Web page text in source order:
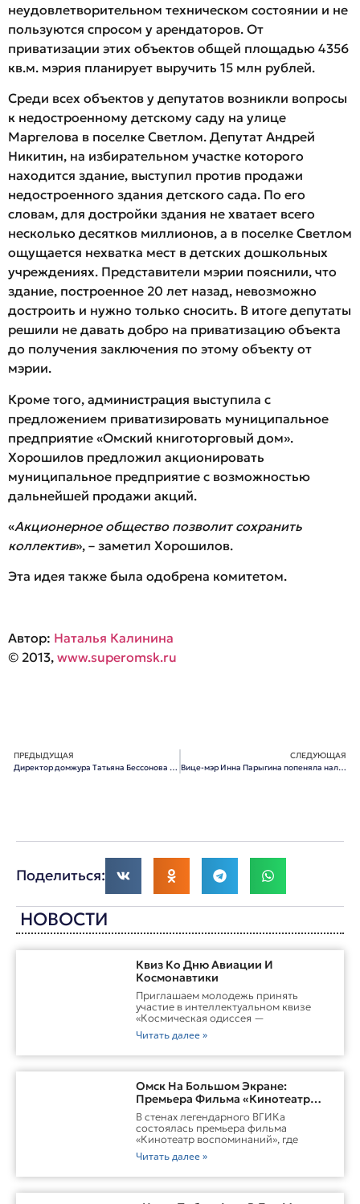
неудовлетворительном техническом состоянии и не
пользуются спросом у арендаторов. От
приватизации этих объектов общей площадью 4356
кв.м. мэрия планирует выручить 15 млн рублей.
Среди всех объектов у депутатов возникли вопросы
к недостроенному детскому саду на улице
Маргелова в поселке Светлом. Депутат Андрей
Никитин, на избирательном участке которого
находится здание, выступил против продажи
недостроенного здания детского сада. По его
словам, для достройки здания не хватает всего
несколько десятков миллионов, а в поселке Светлом
ощущается нехватка мест в детских дошкольных
учреждениях. Представители мэрии пояснили, что
здание, построенное 20 лет назад, невозможно
достроить и нужно только сносить. В итоге депутаты
решили не давать добро на приватизацию объекта
до получения заключения по этому объекту от
мэрии.
Кроме того, администрация выступила с
предложением приватизировать муниципальное
предприятие «Омский книготорговый дом».
Хорошилов предложил акционировать
муниципальное предприятие с возможностью
дальнейшей продажи акций.
«Акционерное общество позволит сохранить
коллектив», – заметил Хорошилов.
Эта идея также была одобрена комитетом.
Автор: Наталья Калинина
© 2013, www.superomsk.ru
ПРЕДЫДУЩАЯ
Директор домжура Татьяна Бессонова переходит на работу к Синюгину
СЛЕДУЮЩАЯ
Вице-мэр Инна Парыгина попеняла налоговикам на плохую собираемость доходов в омский бюджет
Поделиться:
НОВОСТИ
Квиз Ко Дню Авиации И
Космонавтики
Приглашаем молодежь принять
участие в интеллектуальном квизе
«Космическая одиссея —
Читать далее »
Омск На Большом Экране:
Премьера Фильма «Кинотеатр
Воспоминаний»
В стенах легендарного ВГИКа
состоялась премьера фильма
«Кинотеатр воспоминаний», где
Читать далее »